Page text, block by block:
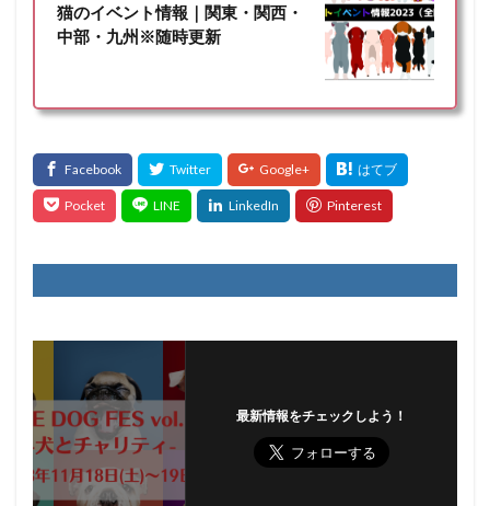
猫のイベント情報｜関東・関西・
中部・九州※随時更新
最新情報をチェックしよう！